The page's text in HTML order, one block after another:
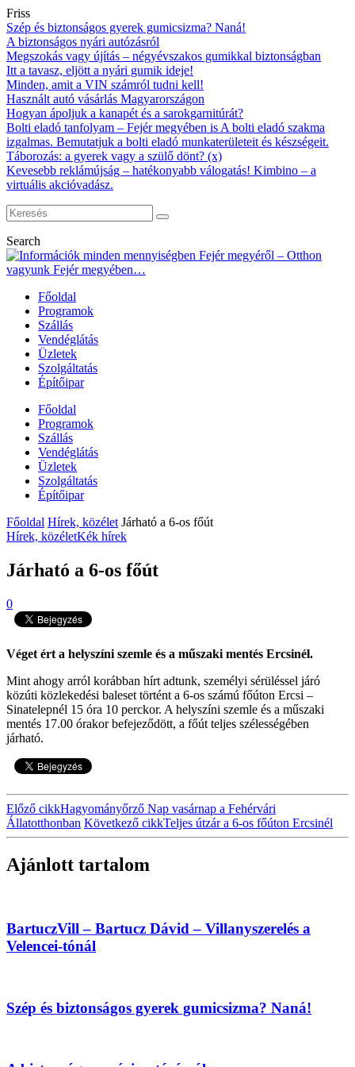
Friss
Szép és biztonságos gyerek gumicsizma? Naná!
A biztonságos nyári autózásról
Megszokás vagy újítás – négyévszakos gumikkal biztonságban
Itt a tavasz, eljött a nyári gumik ideje!
Minden, amit a VIN számról tudni kell!
Használt autó vásárlás Magyarországon
Hogyan ápoljuk a kanapét és a sarokgarnitúrát?
Bolti eladó tanfolyam – Fejér megyében is A bolti eladó szakma
izgalmas. Bemutatjuk a bolti eladó munkaterületeit és készségeit.
Táborozás: a gyerek vagy a szülő dönt? (x)
Kevesebb reklámújság – hatékonyabb válogatás! Kimbino – a
virtuális akcióvadász.
Search
Főoldal
Programok
Szállás
Vendéglátás
Üzletek
Szolgáltatás
Építőipar
Főoldal
Programok
Szállás
Vendéglátás
Üzletek
Szolgáltatás
Építőipar
Főoldal Hírek, közélet Járható a 6-os főút
Hírek, közéletKék hírek
Járható a 6-os főút
0
Véget ért a helyszíni szemle és a műszaki mentés Ercsinél.
Mint ahogy arról korábban hírt adtunk, személyi sérüléssel járó
közúti közlekedési baleset történt a 6-os számú főúton Ercsi –
Sinatelepnél 15 óra 10 perckor. A helyszíni szemle és a műszaki
mentés 17.00 órakor befejeződött, a főút teljes szélességében
járható.
Előző cikkHagyományőrző Nap vasárnap a Fehérvári
Állatotthonban Következő cikkTeljes útzár a 6-os főúton Ercsinél
Ajánlott tartalom
BartuczVill – Bartucz Dávid – Villanyszerelés a
Velencei-tónál
Szép és biztonságos gyerek gumicsizma? Naná!